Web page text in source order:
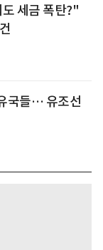
세금 폭탄?"
국들… 유조선